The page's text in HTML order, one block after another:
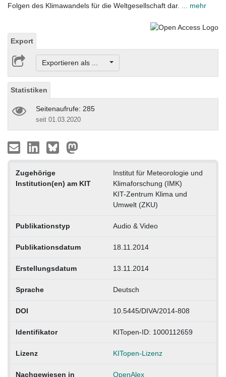
Folgen des Klimawandels für die Weltgesellschaft dar.
... mehr
Export
Exportieren als ...
Statistiken
Seitenaufrufe: 285
seit 01.03.2020
Zugehörige
Institution(en) am KIT
Institut für Meteorologie und
Klimaforschung (IMK)
KIT-Zentrum Klima und
Umwelt (ZKU)
Publikationstyp Audio & Video
Publikationsdatum 18.11.2014
Erstellungsdatum 13.11.2014
Sprache Deutsch
DOI 10.5445/DIVA/2014-808
Identifikator KITopen-ID: 1000112659
Lizenz KITopen-Lizenz
Nachgewiesen in OpenAlex